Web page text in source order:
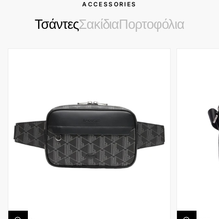
ACCESSORIES
ΤσάντεςΣακίδιαΠορτοφόλια